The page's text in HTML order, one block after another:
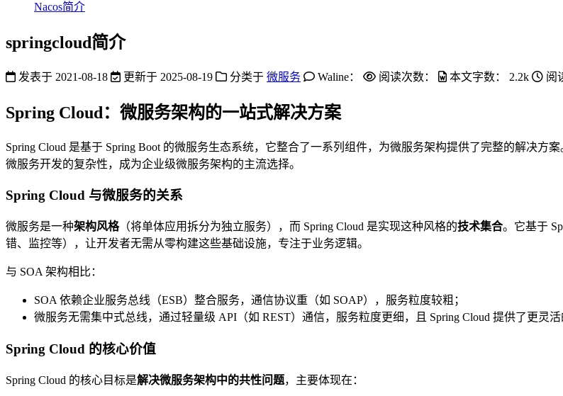
Nacos简介
springcloud简介
发表于 2021-08-18 更新于 2025-08-19 分类于 微服务 Waline： 阅读次数： 本文字数： 2.2k 阅
Spring Cloud：微服务架构的一站式解决方案
Spring Cloud 是基于 Spring Boot 的微服务生态系统，它整合了一系列组件，为微服务架构提供了完整的解决方
微服务开发的复杂性，成为企业级微服务架构的主流选择。
Spring Cloud 与微服务的关系
微服务是一种架构风格（将单体应用拆分为独立服务），而 Spring Cloud 是实现这种风格的技术集合。它基于
错、监控等），让开发者无需从零构建这些基础设施，专注于业务逻辑。
与 SOA 架构相比：
SOA 依赖企业服务总线（ESB）整合服务，通信协议重（如 SOAP），服务粒度较粗；
微服务无需集中式总线，通过轻量级 API（如 REST）通信，服务粒度更细，且 Spring Cloud 提供了更灵活
Spring Cloud 的核心价值
Spring Cloud 的核心目标是解决微服务架构中的共性问题，主要体现在：